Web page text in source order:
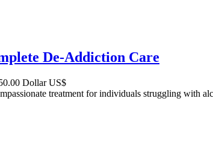
De-Addiction Care
Dollar US$
treatment for individuals struggling with